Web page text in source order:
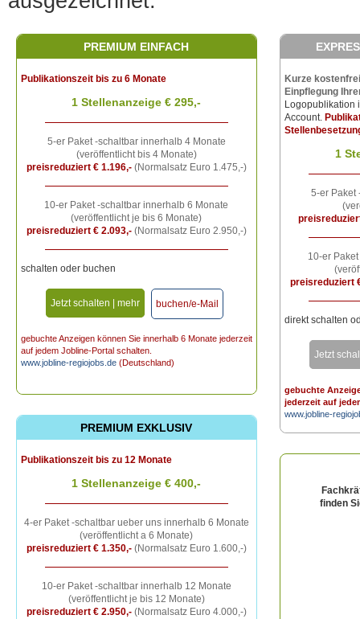
PREMIUM EINFACH
Publikationszeit bis zu 6 Monate
1 Stellenanzeige€ 295,-
5-er Paket -schaltbar innerhalb 4 Monate
(veröffentlicht bis 4 Monate)
preisreduziert € 1.196,- (Normalsatz Euro 1.475,-)
10-er Paket -schaltbar innerhalb 6 Monate
(veröffentlicht je bis 6 Monate)
preisreduziert € 2.093,- (Normalsatz Euro 2.950,-)
schalten oder buchen
Jetzt schalten | mehr buchen/e-Mail
gebuchte Anzeigen können Sie innerhalb 6 Monate jederzeit
auf jedem Jobline-Portal schalten.
www.jobline-regiojobs.de (Deutschland)
PREMIUM EXKLUSIV
Publikationszeit bis zu 12 Monate
1 Stellenanzeige€ 400,-
4-er Paket -schaltbar ueber uns innerhalb 6 Monate
(veröffentlicht a 6 Monate)
preisreduziert € 1.350,- (Normalsatz Euro 1.600,-)
10-er Paket -schaltbar innerhalb 12 Monate
(veröffentlicht je bis 12 Monate)
preisreduziert € 2.950,- (Normalsatz Euro 4.000,-)
Kurze
Einpflegung
Logopublikation
Account.
1
5-er Paket
10-er
preisreduziert
direkt schalten
Jetzt
gebuchte
jederzeit auf
www.jobline-
finden